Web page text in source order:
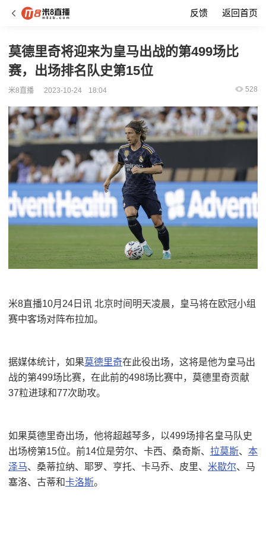
反馈 返回首页
莫德里奇将迎来为皇马出战的第499场比
赛，出场排名队史第15位
米8直播 2023-10-24 18:04 528
米8直播10月24日讯 北京时间明天凌晨，皇马将在欧冠小组
赛中客场对阵布拉加。
据媒体统计，如果莫德里奇在此役出场，这将是他为皇马出
战的第499场比赛，在此前的498场比赛中，莫德里奇贡献
37粒进球和77次助攻。
如果莫德里奇出场，他将超越琴多，以499场排名皇马队史
出场榜第15位。前14位是劳尔、卡西、桑奇斯、 拉莫斯、 本
泽马、桑蒂拉纳、耶罗、亨托、卡马乔、皮里、 米歇尔、马
塞洛、古蒂和卡洛斯。